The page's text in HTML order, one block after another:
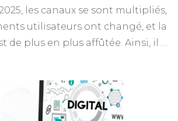
les canaux se sont multipliés,
utilisateurs ont changé, et la
de plus en plus affûtée. Ainsi, il …